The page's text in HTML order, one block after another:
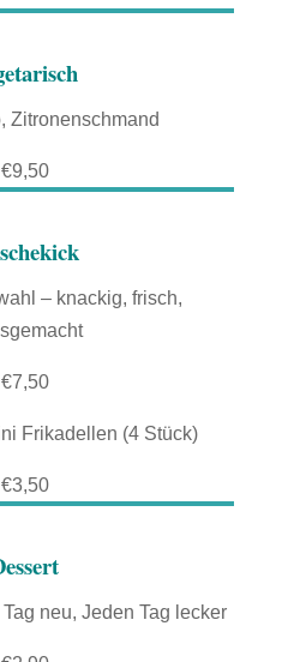
Zitronenschmand
€9,50
– knackig, frisch,
€7,50
Frikadellen (4 Stück)
€3,50
neu, Jeden Tag lecker